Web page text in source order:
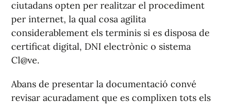
ciutadans opten per realitzar el procediment
per internet, la qual cosa agilita
considerablement els terminis si es disposa de
certificat digital, DNI electrònic o sistema
Cl@ve.
Abans de presentar la documentació convé
revisar acuradament que es complixen tots els